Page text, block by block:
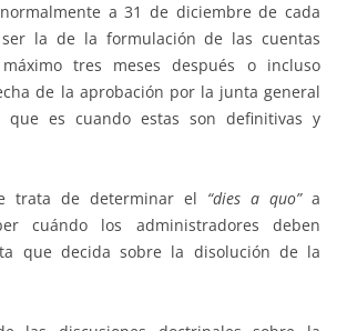
a 31 de diciembre de cada
la de la formulación de las cuentas
tres meses después o incluso
de la aprobación por la junta general
que es cuando estas son definitivas y
trata de determinar el “dies a quo”a
cuándo los administradores deben
que decida sobre la disolución de la